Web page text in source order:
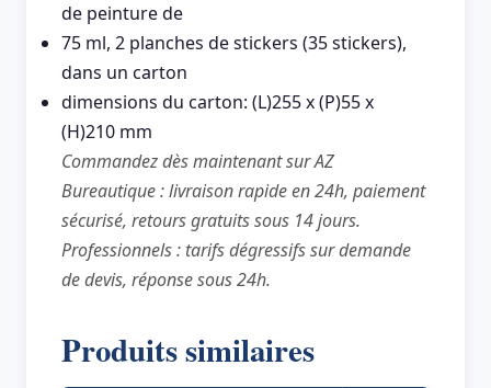
de peinture de
75 ml, 2 planches de stickers (35 stickers),
dans un carton
dimensions du carton: (L)255 x (P)55 x
(H)210 mm
Commandez dès maintenant sur AZ
Bureautique : livraison rapide en 24h, paiement
sécurisé, retours gratuits sous 14 jours.
Professionnels : tarifs dégressifs sur demande
de devis, réponse sous 24h.
Produits similaires